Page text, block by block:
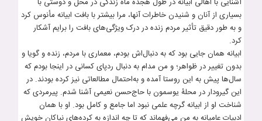
بسیاری از آنان و شنیدن خاطرات آنها، مرا بیشتر با بافت ابیانه مأنوس ‌کرد
و به طور دقیق تأثیر مردم زنده در درک ویژگی‌های بافت را برایم آشکار
کرد.
ابیانه همان جایی بود که به دنبال‌اش بودم، معماری با مردم، زنده و گویا و
بدون تغییر در ظواهر؛ و من مدام به دنبال ردپای کسانی در اینجا بودم که
سال‌ها پیش به این روستا آمده و به‌احتمال مطالعاتی نیز کرده بودند. در
این گیرودار در محلۀ یوسمون با حاج‌حسن نعیمی آشنا شدم. پیرمردی که
شناخت او از ابیانه گرچه علمی نبود اما جامع و کامل بود. او با همان
ادبیات عامیانه به من می‌فهماند که تا چه اندازه به کرده‌های نیاکان خویش